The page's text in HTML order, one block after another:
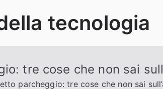
tecnologia
tre cose che non sai
parcheggio: tre cose che non sai